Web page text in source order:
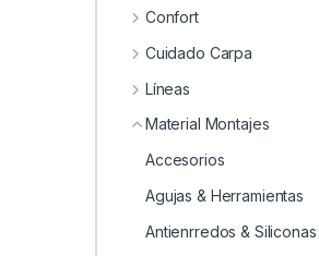
Confort
Cuidado Carpa
Líneas
Material Montajes
Accesorios
Agujas & Herramientas
Antienrredos & Siliconas